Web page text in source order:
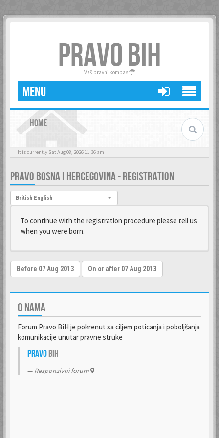
PRAVO BIH
Vaš pravni kompas
MENU
HOME
It is currently Sat Aug 08, 2026 11:36 am
PRAVO BOSNA I HERCEGOVINA - REGISTRATION
Language:
British English
To continue with the registration procedure please tell us
when you were born.
O NAMA
Forum Pravo BiH je pokrenut sa ciljem poticanja i poboljšanja
komunikacije unutar pravne struke
PravoBiH
Responzivni forum